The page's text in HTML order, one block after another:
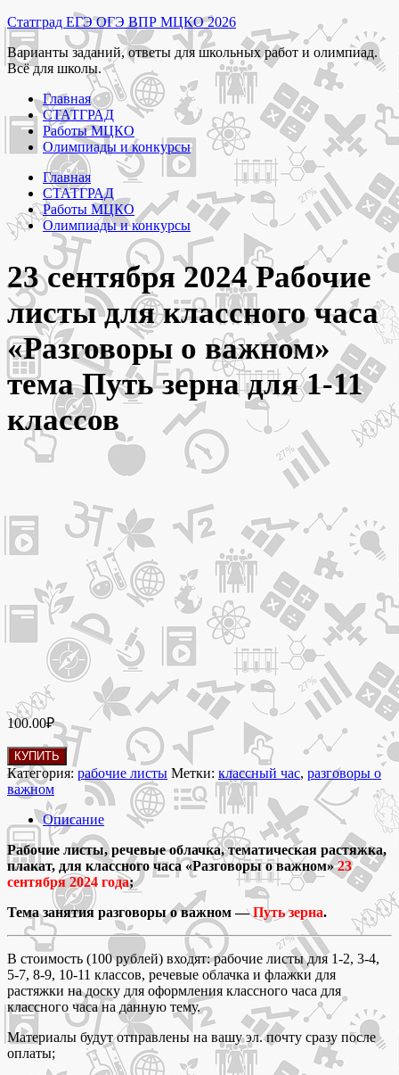
Перейти
к
содержимому
Статград ЕГЭ ОГЭ ВПР МЦКО 2026
Варианты заданий, ответы для школьных работ и олимпиад.
Всё для школы.
Главная
СТАТГРАД
Работы МЦКО
Олимпиады и конкурсы
Главная
СТАТГРАД
Работы МЦКО
Олимпиады и конкурсы
23 сентября 2024 Рабочие
листы для классного часа
«Разговоры о важном»
тема Путь зерна для 1-11
классов
100.00₽
Количество
товара
23
сентября
2024 Рабочие
листы
для
классного
часа
«Разговоры
о
важном»
Путь
зерна
для
1-
11
классов
КУПИТЬ
Категория: рабочие листы Метки: классный час, разговоры о
важном
Описание
Рабочие листы, речевые облачка, тематическая растяжка,
плакат, для классного часа «Разговоры о важном»23
сентября 2024 года;
Тема занятия разговоры о важном —Путь зерна.
В стоимость (100 рублей) входят: рабочие листы для 1-2, 3-4,
5-7, 8-9, 10-11 классов, речевые облачка и флажки для
растяжки на доску для оформления классного часа для
классного часа на данную тему.
Материалы будут отправлены на вашу эл. почту сразу после
оплаты;